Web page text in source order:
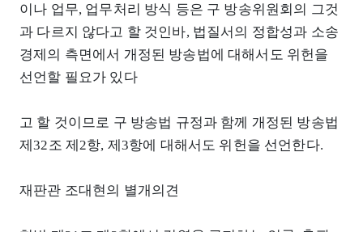
이나 업무, 업무처리 방식 등은 구 방송위원회의 그것
과 다르지 않다고 할 것인바, 법질서의 정합성과 소송
경제의 측면에서 개정된 방송법에 대해서도 위헌을
선언할 필요가 있다
고 할 것이므로 구 방송법 규정과 함께 개정된 방송법
제32조 제2항, 제3항에 대해서도 위헌을 선언한다.
재판관 조대현의 별개의견